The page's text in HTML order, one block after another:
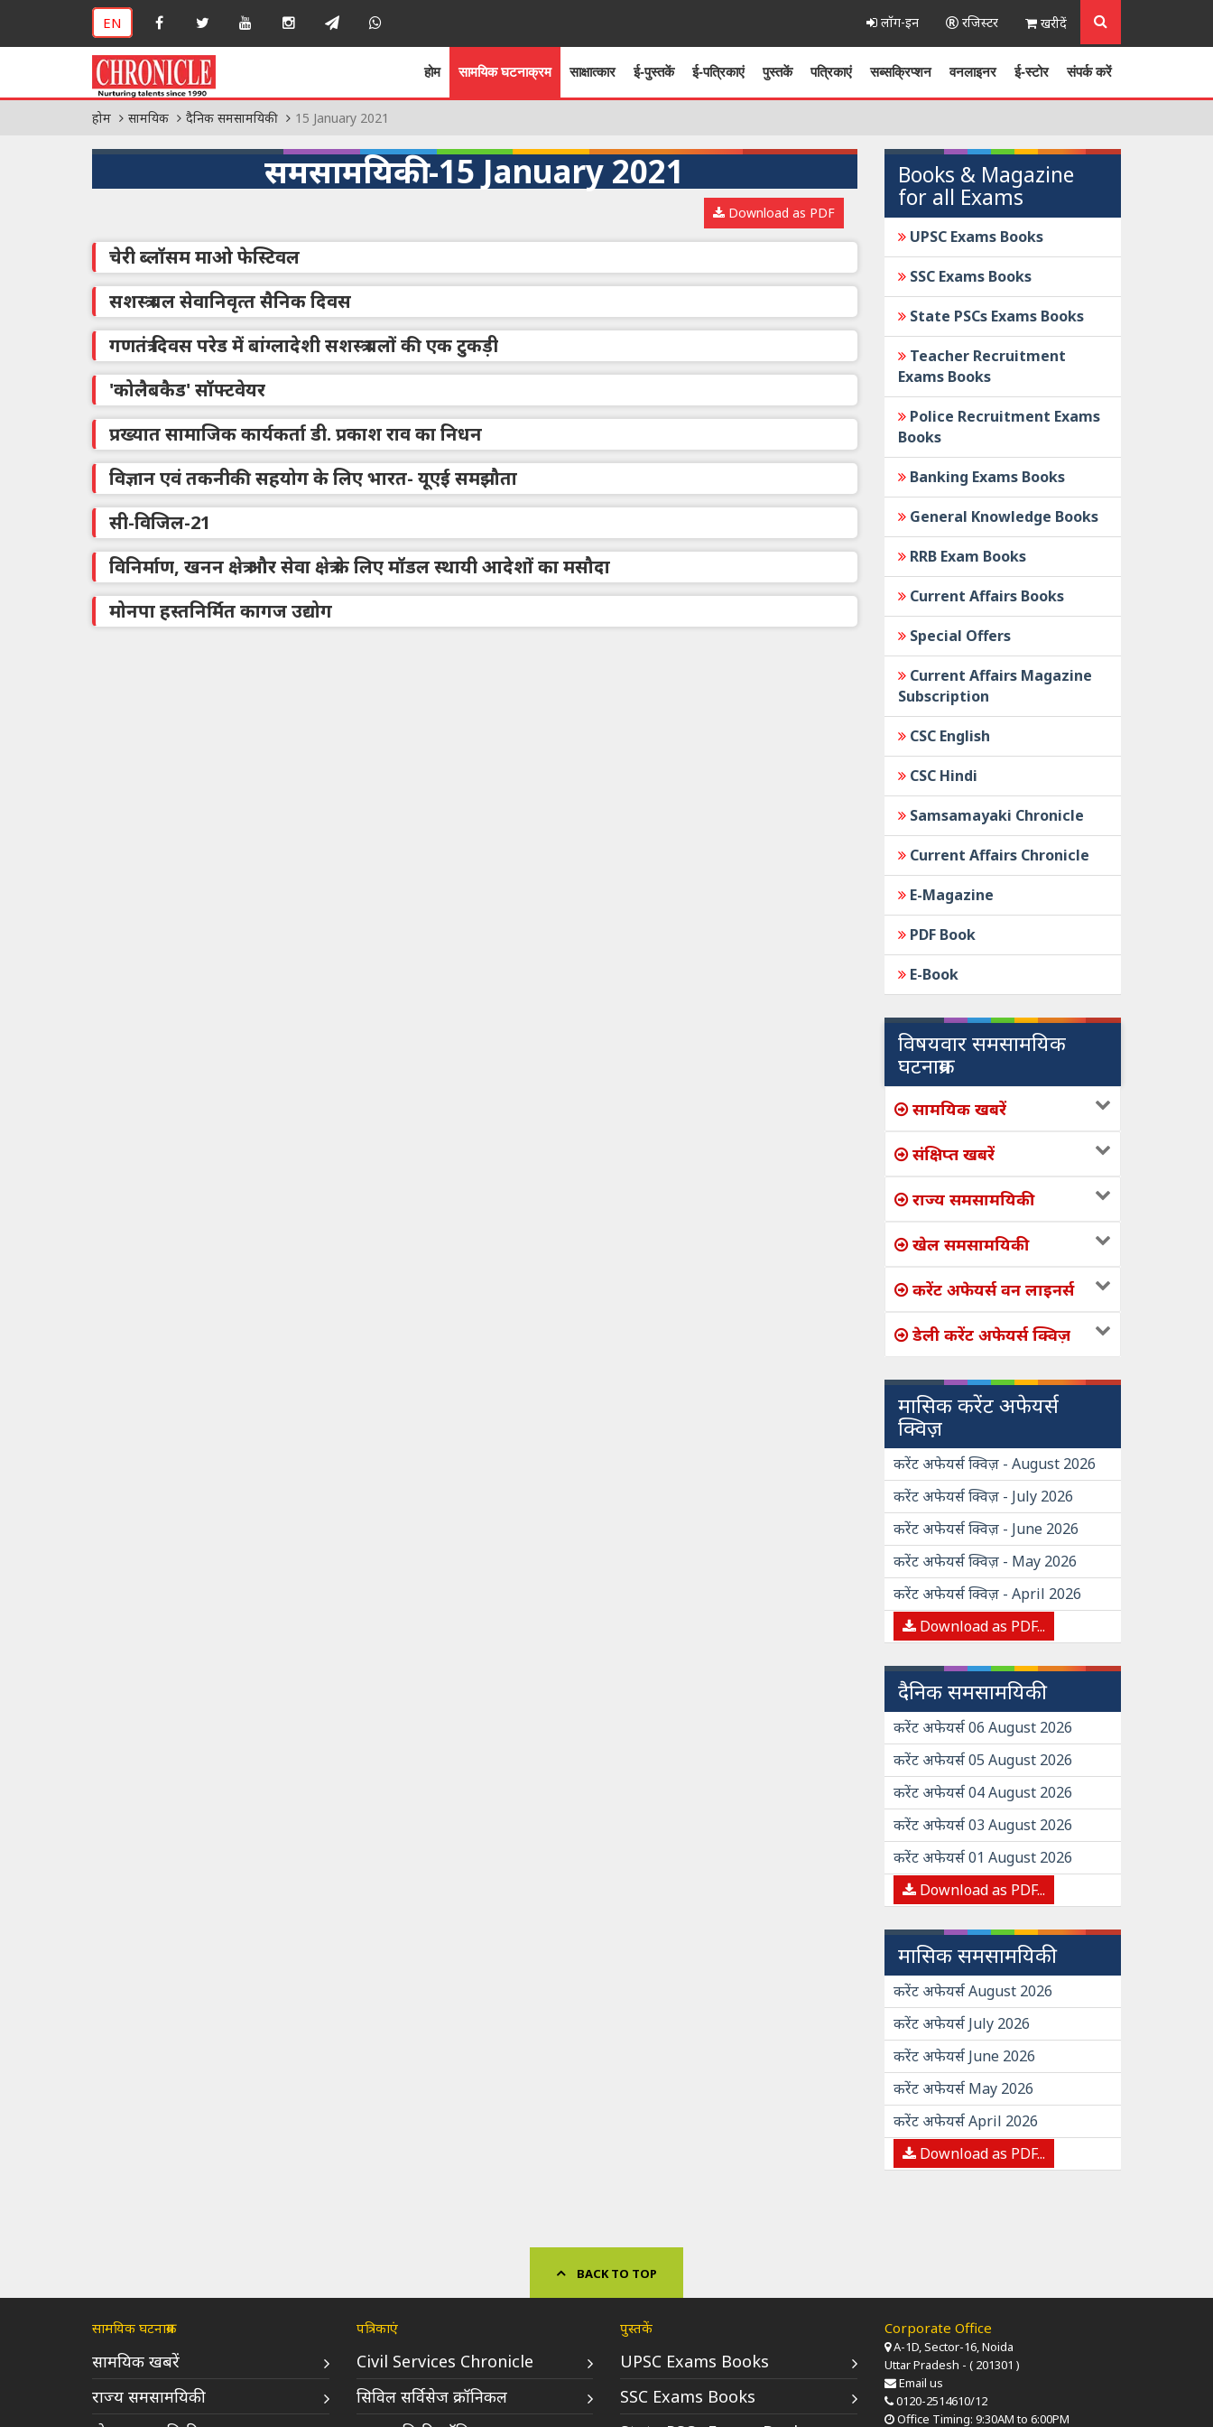
EN लॉग-इन रजिस्टर खरीदें
होम सामयिक घटनाक्रम साक्षात्कार ई-पुस्तकें ई-पत्रिकाएं पुस्तकें पत्रिकाएं सब्सक्रिप्शन वनलाइनर ई-स्टोर संपर्क करें
होम सामयिक दैनिक समसामयिकी 15 January 2021
समसामयिकी -15 January 2021
Download as PDF
चेरी ब्लॉसम माओ फेस्टिवल
सशस्‍त्र बल सेवानिवृत्‍त सैनिक दिवस
गणतंत्र दिवस परेड में बांग्लादेशी सशस्त्र बलों की एक टुकड़ी
'कोलैबकैड' सॉफ्टवेयर
प्रख्यात सामाजिक कार्यकर्ता डी. प्रकाश राव का निधन
विज्ञान एवं तकनीकी सहयोग के लिए भारत- यूएई समझौता
सी-विजिल-21
विनिर्माण, खनन क्षेत्र और सेवा क्षेत्र के लिए मॉडल स्थायी आदेशों का मसौदा
मोनपा हस्तनिर्मित कागज उद्योग
Books & Magazine
for all Exams
UPSC Exams Books
SSC Exams Books
State PSCs Exams Books
Teacher Recruitment
Exams Books
Police Recruitment Exams
Books
Banking Exams Books
General Knowledge Books
RRB Exam Books
Current Affairs Books
Special Offers
Current Affairs Magazine
Subscription
CSC English
CSC Hindi
Samsamayaki Chronicle
Current Affairs Chronicle
E-Magazine
PDF Book
E-Book
विषयवार समसामयिक
घटनाक्रम
सामयिक खबरें
संक्षिप्त खबरें
राज्य समसामयिकी
खेल समसामयिकी
करेंट अफेयर्स वन लाइनर्स
डेली करेंट अफेयर्स क्विज़
मासिक करेंट अफेयर्स
क्विज़
करेंट अफेयर्स क्विज़ - August 2026
करेंट अफेयर्स क्विज़ - July 2026
करेंट अफेयर्स क्विज़ - June 2026
करेंट अफेयर्स क्विज़ - May 2026
करेंट अफेयर्स क्विज़ - April 2026
Download as PDF...
दैनिक समसामयिकी
करेंट अफेयर्स 06 August 2026
करेंट अफेयर्स 05 August 2026
करेंट अफेयर्स 04 August 2026
करेंट अफेयर्स 03 August 2026
करेंट अफेयर्स 01 August 2026
Download as PDF...
मासिक समसामयिकी
करेंट अफेयर्स August 2026
करेंट अफेयर्स July 2026
करेंट अफेयर्स June 2026
करेंट अफेयर्स May 2026
करेंट अफेयर्स April 2026
Download as PDF...
BACK TO TOP
सामयिक घटनाक्रम
सामयिक खबरें
राज्य समसामयिकी
पत्रिकाएं
Civil Services Chronicle
सिविल सर्विसेज क्रॉनिकल
पुस्तकें
UPSC Exams Books
SSC Exams Books
Corporate Office
A-1D, Sector-16, Noida
Uttar Pradesh - ( 201301 )
Email us
0120-2514610/12
Office Timing: 9:30AM to 6:00PM